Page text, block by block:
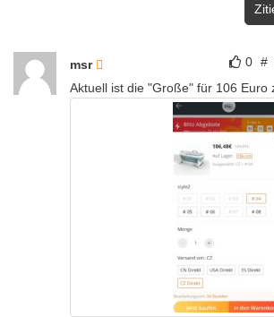
0 #
msr
Aktuell ist die "Große" für 106 Euro